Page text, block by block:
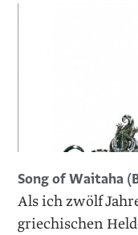
Song of Waitaha
Als ich zwölf
griechischen